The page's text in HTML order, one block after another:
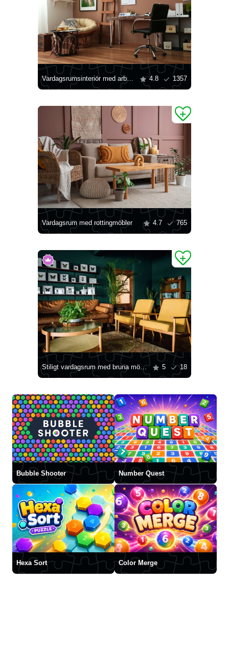
Vardagsrumsinteriör med arbetsyta 4.8 1357
Vardagsrum med rottingmöbler 4.7 765
Stiligt vardagsrum med bruna möbler 5 18
Bubble Shooter Number Quest
Hexa Sort Color Merge